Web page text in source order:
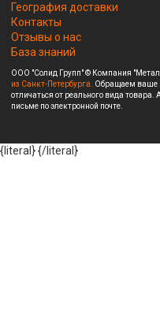
География доставки
Контакты
Отзывы о нас
База знаний
ООО "Солид Групп" © Компания
из Санкт-Петербурга. Обращаем ваше
отличаться от реального вида
письме по электронной почте.
{literal}{/literal}